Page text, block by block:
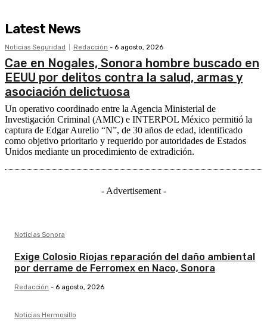
Latest News
Noticias Seguridad Redacción - 6 agosto, 2026
Cae en Nogales, Sonora hombre buscado en
EEUU por delitos contra la salud, armas y
asociación delictuosa
Un operativo coordinado entre la Agencia Ministerial de
Investigación Criminal (AMIC) e INTERPOL México permitió la
captura de Edgar Aurelio “N”, de 30 años de edad, identificado
como objetivo prioritario y requerido por autoridades de Estados
Unidos mediante un procedimiento de extradición.
- Advertisement -
Noticias Sonora
Exige Colosio Riojas reparación del daño ambiental
por derrame de Ferromex en Naco, Sonora
Redacción - 6 agosto, 2026
Noticias Hermosillo